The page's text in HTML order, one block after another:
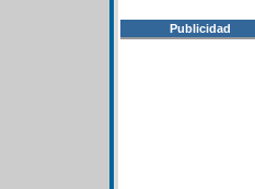
Publicidad